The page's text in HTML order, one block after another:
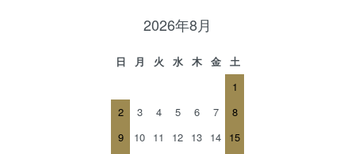
2026年8月
日 月 火 水 木 金
土
1
2
3 4 5 6 7
8
9
10 11 12 13 14 15